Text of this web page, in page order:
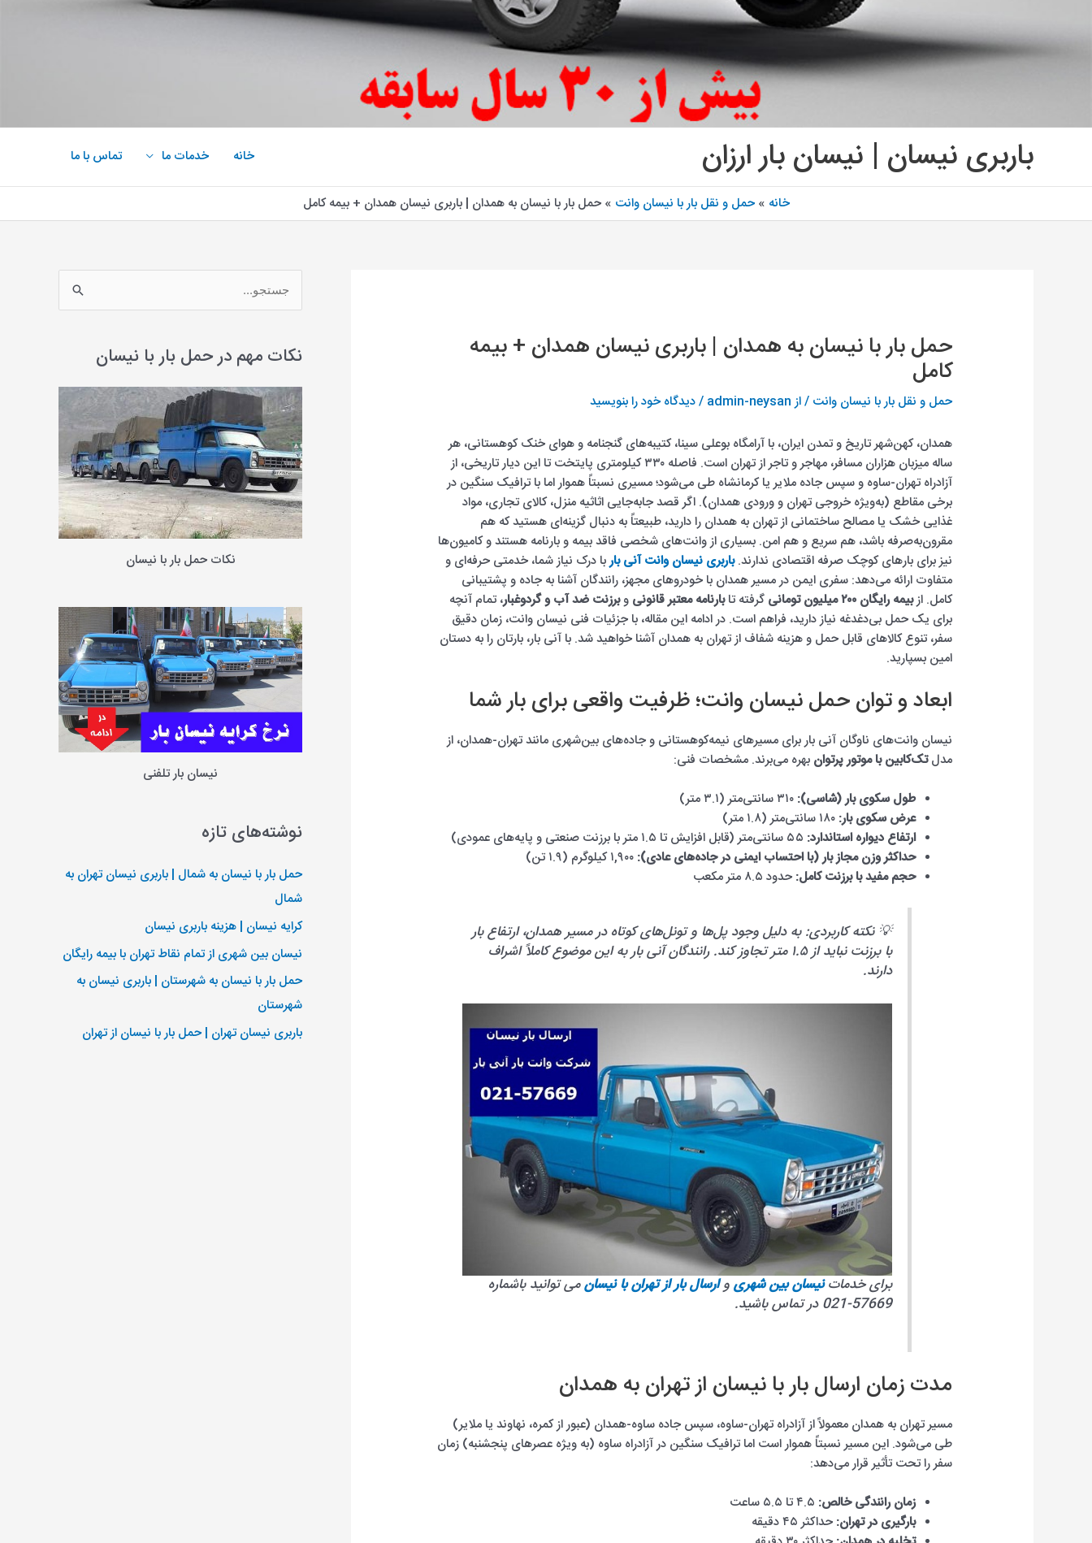
باربری نیسان | نیسان بار ارزان خانه خدمات ما تماس با ما
خانه حمل و نقل بار با نیسان وانت حمل بار با نیسان به همدان | باربری نیسان همدان + بیمه کامل
حمل بار با نیسان به همدان | باربری نیسان همدان + بیمه
کامل
حمل و نقل بار با نیسان وانت / از admin-neysan
/دیدگاه‌ خود را بنویسید
همدان، کهن‌شهر تاریخ و تمدن ایران، با آرامگاه بوعلی سینا، کتیبه‌های گنجنامه و هوای خنک کوهستانی، هر
ساله میزبان هزاران مسافر، مهاجر و تاجر از تهران است. فاصله ۳۳۰ کیلومتری پایتخت تا این دیار تاریخی، از
آزادراه تهران-ساوه و سپس جاده ملایر یا کرمانشاه طی می‌شود؛ مسیری نسبتاً هموار اما با ترافیک سنگین در
برخی مقاطع (به‌ویژه خروجی تهران و ورودی همدان). اگر قصد جابه‌جایی اثاثیه منزل، کالای تجاری، مواد
غذایی خشک یا مصالح ساختمانی از تهران به همدان را دارید، طبیعتاً به دنبال گزینه‌ای هستید که هم
مقرون‌به‌صرفه باشد، هم سریع و هم امن. بسیاری از وانت‌های شخصی فاقد بیمه و بارنامه هستند و کامیون‌ها
نیز برای بارهای کوچک صرفه اقتصادی ندارند.باربری نیسان وانت آنی باربا درک نیاز شما، خدمتی حرفه‌ای و
متفاوت ارائه می‌دهد: سفری ایمن در مسیر همدان با خودروهای مجهز، رانندگان آشنا به جاده و پشتیبانی
کامل. ازبیمه رایگان ۲۰۰ میلیون تومانی گرفته تابارنامه معتبر قانونی وبرزنت ضد آب و گردوغبار، تمام آنچه
برای یک حمل بی‌دغدغه نیاز دارید، فراهم است. در ادامه این مقاله، با جزئیات فنی نیسان وانت، زمان دقیق
سفر، تنوع کالاهای قابل حمل و هزینه شفاف از تهران به همدان آشنا خواهید شد. با آنی بار، بارتان را به دستان
امین بسپارید.
ابعاد و توان حمل نیسان وانت؛ ظرفیت واقعی برای بار شما
نیسان وانت‌های ناوگان آنی بار برای مسیرهای نیمه‌کوهستانی و جاده‌های بین‌شهری مانند تهران-همدان، از
مدلتک‌کابین با موتور پرتوان بهره می‌برند. مشخصات فنی:
طول سکوی بار (شاسی): ۳۱۰ سانتی‌متر (۳.۱ متر)
عرض سکوی بار: ۱۸۰ سانتی‌متر (۱.۸ متر)
ارتفاع دیواره استاندارد:
حداکثر وزن مجاز بار (با احتساب ایمنی در جاده‌های عادی): ۱,۹۰۰ کیلوگرم (۱.۹ تن)
حجم مفید با برزنت کامل: حدود ۸.۵ متر مکعب
💡 نکته کاربردی: به دلیل وجود پل‌ها و تونل‌های کوتاه در مسیر همدان، ارتفاع بار
با برزنت نباید از ۱.۵ متر تجاوز کند. رانندگان آنی بار به این موضوع کاملاً اشراف
دارند.
برای خدماتنیسان بین شهریوارسال بار از تهران با نیسانمی توانید باشماره
57669-021 در تماس باشید.
مدت زمان ارسال بار با نیسان از تهران به همدان
مسیر تهران به همدان معمولاً از آزادراه تهران-ساوه، سپس جاده ساوه-همدان (عبور از کمره، نهاوند یا ملایر)
طی می‌شود. این مسیر نسبتاً هموار است اما ترافیک سنگین در آزادراه ساوه (به ویژه عصرهای پنجشنبه) زمان
سفر را تحت تأثیر قرار می‌دهد:
زمان رانندگی خالص:
بارگیری در تهران: حداکثر ۴۵ دقیقه
س
ج
ب
ر
ا
ی
:
نکات مهم در حمل بار با نیسان
نکات حمل بار با نیسان
نیسان بار تلفنی
نوشته‌های تازه
حمل بار با نیسان به شمال | باربری نیسان تهران به
شمال
کرایه نیسان | هزینه باربری نیسان
نیسان بین شهری از تمام نقاط تهران با بیمه رایگان
حمل بار با نیسان به شهرستان | باربری نیسان به
شهرستان
باربری نیسان تهران | حمل بار با نیسان از تهران